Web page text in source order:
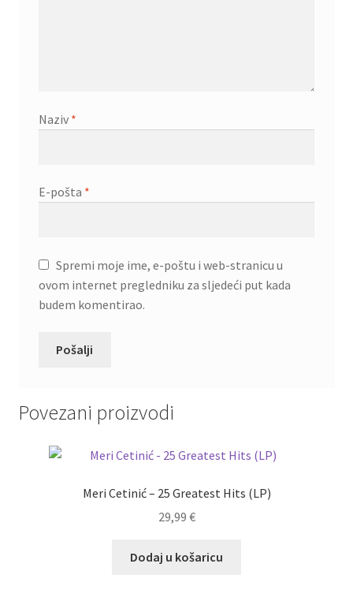
Naziv *
E-pošta *
Spremi moje ime, e-poštu i web-stranicu u
ovom internet pregledniku za sljedeći put kada
budem komentirao.
Povezani proizvodi
Meri Cetinić – 25 Greatest Hits (LP)
29,99 €
Dodaj u košaricu